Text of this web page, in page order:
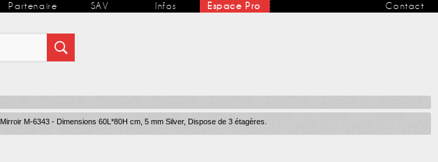
Partenaire SAV Infos Espace Pro Contact
Mirroir M-6343 - Dimensions 60L*80H cm, 5 mm Silver, Dispose de 3 étagères.